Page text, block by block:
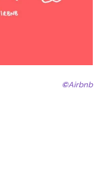
©Airbnb